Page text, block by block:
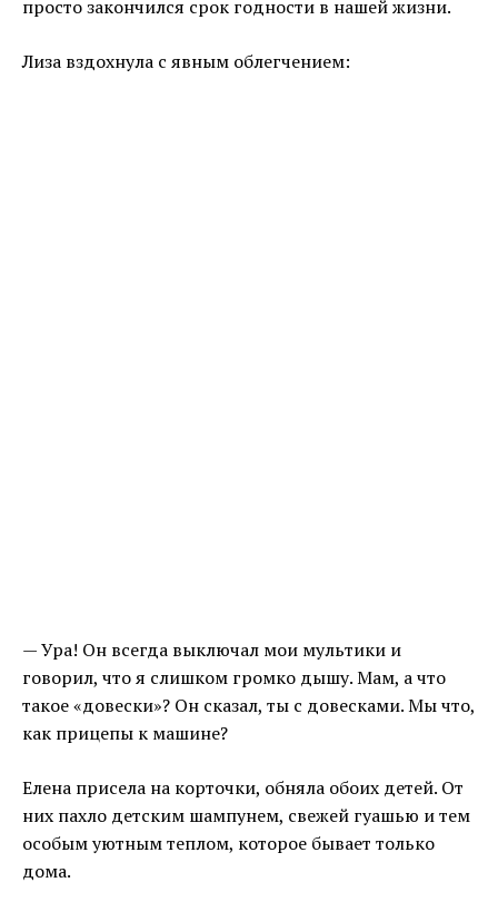
просто закончился срок годности в нашей жизни.
Лиза вздохнула с явным облегчением:
— Ура! Он всегда выключал мои мультики и
говорил, что я слишком громко дышу. Мам, а что
такое «довески»? Он сказал, ты с довесками. Мы что,
как прицепы к машине?
Елена присела на корточки, обняла обоих детей. От
них пахло детским шампунем, свежей гуашью и тем
особым уютным теплом, которое бывает только
дома.